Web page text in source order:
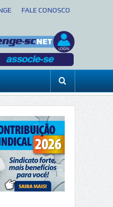
FALE CONOSCO